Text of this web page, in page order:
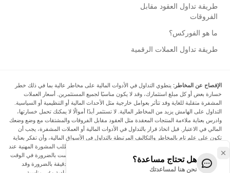
طريقة تداول العقود مقابل
الفروقات
ما هو الفوركس؟
طريقة تداول العملات الرقمية
الإفصاح عن المخاطر: ينطوي التداول في الأدوات المالية على مخاطر عالية بما في ذلك خطر
خسارة بعض أو كل مبلغ استثمارك، وقد لا يكون مناسبًا لجميع المستثمرين. أسعار العملات
المشفرة متقلبة للغاية وقد تتأثر بعوامل خارجية مثل الأحداث المالية أو التنظيمية أو السياسية.
التداول على الهامش يزيد من المخاطر المالية. لا تستثمر أبدًا أموالًا لا يمكنك تحمل خسارتها،
وادرس بعناية ملاءمة المنتجات المعقدة مثل العقود مقابل الفروقات والمشتقات مع وضع وضعك
المالي في الاعتبار. قبل اتخاذ قرار بالتداول في الأدوات المالية أو العملات المشفرة، يجب أن
تكون على علم تام بالمخاطر والتكاليف المرتبطة بالتداول في الأسواق المالية، وأن تفكر بعناية
في أهدافك الاستثمارية ومستوى خبرتك ورغبتك في المخاطرة، وأن تطلب المشورة المهنية عند
الحاجة. تود Arincen أن تذكرك بأن البيانات الواردة في هذا الموقع ليست بالضرورة في الوقت
الفعلي وليست دقيقة. البيانات والأسعار الموجودة على الموقع ليست دقيقة بالضرورة وقد
هل تحتاج مساعدة؟
نحن هنا لمساعدتك